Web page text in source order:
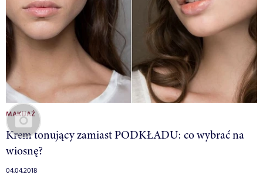
MAKIJAŻ
Krem tonujący zamiast PODKŁADU: co wybrać na
wiosnę?
04.04.2018